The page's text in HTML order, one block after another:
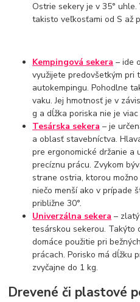
Ostrie sekery je v 35°
takisto veľkosťami od S až
Kempingová sekera – ide
využijete predovšetkým pri
autokempingu. Pohodlne
vaku. Jej hmotnosť je v
g a dĺžka poriska nie je viac
Tesárska sekera – je
a oblasť stavebníctva.
pre ergonomické držanie a
precíznu prácu. Zvykom
strane ostria, ktorou
niečo menší ako v prípade
približne 30°.
Univerzálna sekera –
tesárskou sekerou. Takýto
domáce použitie pri
prácach. Porisko má dĺžku
zvyčajne do 1 kg.
Drevené či plastové